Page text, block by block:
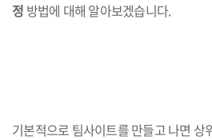
정 방법에 대해 알아보겠습니다.
기본적으로 팀사이트를 만들고 나면 상